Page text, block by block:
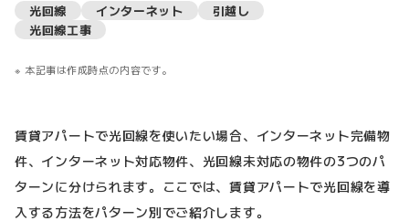
光回線 インターネット
引越し
光回線工事
本記事は作成時点の内容です。
賃貸アパートで光回線を使いたい場合、インターネット完備物
件、インターネット対応物件、光回線未対応の物件の3つのパ
ターンに分けられます。ここでは、賃貸アパートで光回線を導
入する方法をパターン別でご紹介します。